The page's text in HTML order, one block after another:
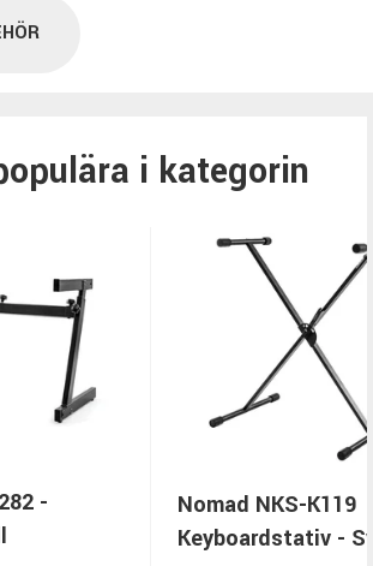
i kategorin
-
Nomad NKS-K119
Keyboardstativ -